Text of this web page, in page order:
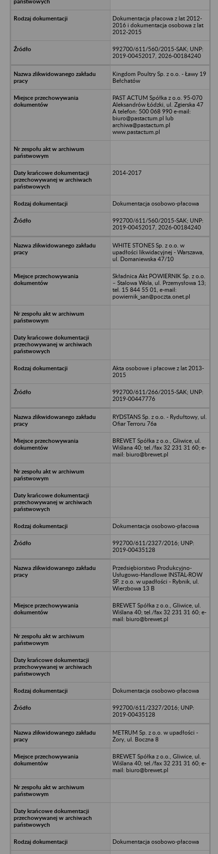
Dokumentacja płacowa z lat 2012-
2016 i dokumentacja osobowa z lat
2012-2015
992700/611/560/2015-SAK; UNP:
2019-00452017, 2026-00184240
Kingdom Poultry Sp. z o.o. - Ławy 19
Bełchatów
PAST ACTUM Spółka z o.o. 95-070
Aleksandrów Łódzki, ul. Zgierska 47
A telefon: 500 068 990 e-mail:
biuro@pastactum.pl lub
archiwa@pastactum.pl
www.pastactum.pl
2014-2017
Dokumentacja osobowo-płacowa
992700/611/560/2015-SAK; UNP:
2019-00452017, 2026-00184240
WHITE STONES Sp. z o.o. w
upadłości likwidacyjnej - Warszawa,
ul. Domaniewska 47/10
Składnica Akt POWIERNIK Sp. z o.o.
– Stalowa Wola, ul. Przemysłowa 13;
tel. 15 844 55 01, e-mail:
powiernik_san@poczta.onet.pl
Akta osobowe i płacowe z lat 2013-
2015
992700/611/266/2015-SAK; UNP:
2019-00447776
RYDSTANS Sp. z o.o. - Rydułtowy, ul.
Ofiar Terroru 76a
BREWET Spółka z o.o., Gliwice, ul.
Wiślana 40; tel./fax 32 231 31 60; e-
mail: biuro@brewet.pl
Dokumentacja osobowo-płacowa
992700/611/2327/2016; UNP:
2019-00435128
Przedsiębiorstwo Produkcyjno-
Usługowo-Handlowe INSTAL-ROW
SP. z o.o. w upadłości - Rybnik, ul.
Wierzbowa 13 B
BREWET Spółka z o.o., Gliwice, ul.
Wiślana 40; tel./fax 32 231 31 60; e-
mail: biuro@brewet.pl
Dokumentacja osobowo-płacowa
992700/611/2327/2016; UNP:
2019-00435128
METRUM Sp. z o.o. w upadłości -
Żory, ul. Boczna 8
BREWET Spółka z o.o., Gliwice, ul.
Wiślana 40; tel./fax 32 231 31 60; e-
mail: biuro@brewet.pl
Dokumentacja osobowo-płacowa